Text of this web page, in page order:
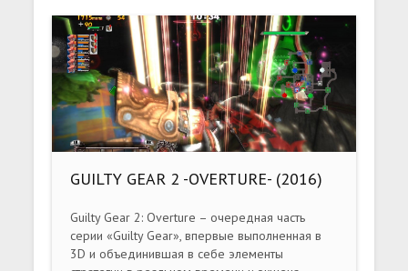
GUILTY GEAR 2 -OVERTURE- (2016)
Guilty Gear 2: Overture – очередная часть
серии «Guilty Gear», впервые выполненная в
3D и объединившая в себе элементы